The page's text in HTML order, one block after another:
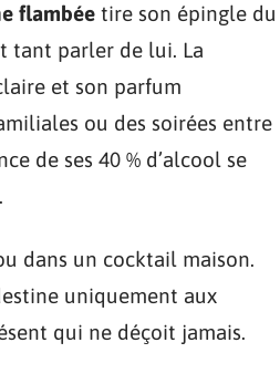
flambée tire son épingle du
tant parler de lui. La
et son parfum
ou des soirées entre
de ses 40 % d’alcool se
dans un cocktail maison.
uniquement aux
qui ne déçoit jamais.